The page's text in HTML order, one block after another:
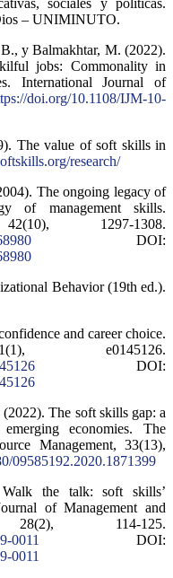
sociales y políticas.
– UNIMINUTO.
y Balmakhtar, M. (2022).
jobs: Commonality in
International Journal of
doi.org/10.1108/IJM-10-
The value of soft skills in
research/
The ongoing legacy of
of management skills.
1297-1308.
DOI:
Behavior (19th ed.).
and career choice.
e0145126.
DOI:
The soft skills gap: a
economies. The
Management, 33(13),
09585192.2020.1871399
the talk: soft skills’
of Management and
114-125.
0011
DOI:
0011